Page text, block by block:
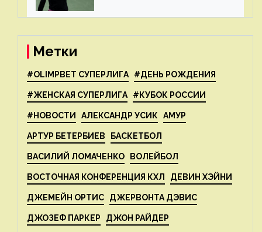
Свёнтек
Метки
#OLIMPBET СУПЕРЛИГА #ДЕНЬ РОЖДЕНИЯ
#ЖЕНСКАЯ СУПЕРЛИГА #КУБОК РОССИИ
#НОВОСТИ АЛЕКСАНДР УСИК АМУР
АРТУР БЕТЕРБИЕВ БАСКЕТБОЛ
ВАСИЛИЙ ЛОМАЧЕНКО ВОЛЕЙБОЛ
ВОСТОЧНАЯ КОНФЕРЕНЦИЯ КХЛ ДЕВИН ХЭЙНИ
ДЖЕМЕЙН ОРТИС ДЖЕРВОНТА ДЭВИС
ДЖОЗЕФ ПАРКЕР ДЖОН РАЙДЕР